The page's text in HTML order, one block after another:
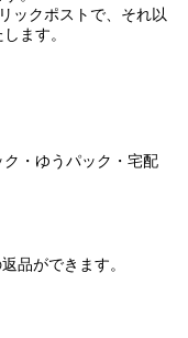
ックポストで、それ以
ます。
・ゆうパック・宅配
品ができます。